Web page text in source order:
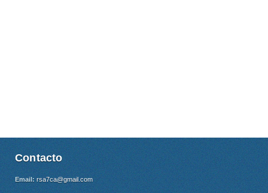
Contacto
Email: rsa7ca@gmail.com